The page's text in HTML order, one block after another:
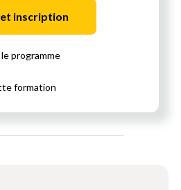
inscription
programme
formation